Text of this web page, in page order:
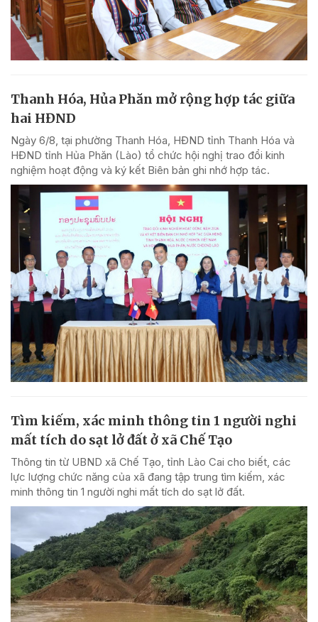
Thanh Hóa, Hủa Phăn mở rộng hợp tác giữa
hai HĐND
Ngày 6/8, tại phường Thanh Hóa, HĐND tỉnh Thanh Hóa và
HĐND tỉnh Hủa Phăn (Lào) tổ chức hội nghị trao đổi kinh
nghiệm hoạt động và ký kết Biên bản ghi nhớ hợp tác.
Tìm kiếm, xác minh thông tin 1 người nghi
mất tích do sạt lở đất ở xã Chế Tạo
Thông tin từ UBND xã Chế Tạo, tỉnh Lào Cai cho biết, các
lực lượng chức năng của xã đang tập trung tìm kiếm, xác
minh thông tin 1 người nghi mất tích do sạt lở đất.